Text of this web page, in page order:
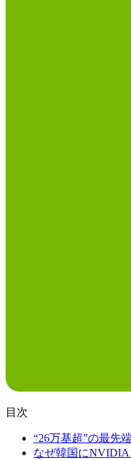
目次
“26万基超”の最先
なぜ韓国にNVIDIA